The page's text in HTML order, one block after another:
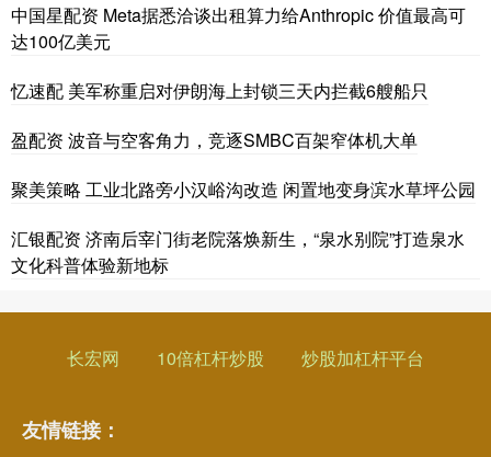
中国星配资 Meta据悉洽谈出租算力给Anthropic 价值最高可
达100亿美元
忆速配 美军称重启对伊朗海上封锁三天内拦截6艘船只
盈配资 波音与空客角力，竞逐SMBC百架窄体机大单
聚美策略 工业北路旁小汉峪沟改造 闲置地变身滨水草坪公园
汇银配资 济南后宰门街老院落焕新生，“泉水别院”打造泉水
文化科普体验新地标
长宏网 10倍杠杆炒股 炒股加杠杆平台
友情链接：